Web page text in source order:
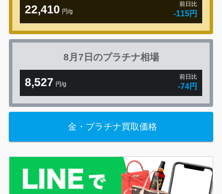
22,410 円/g
前日比
-115円
8月7日のプラチナ相場
8,527 円/g
前日比
-74円
金・プラチナ買取価格